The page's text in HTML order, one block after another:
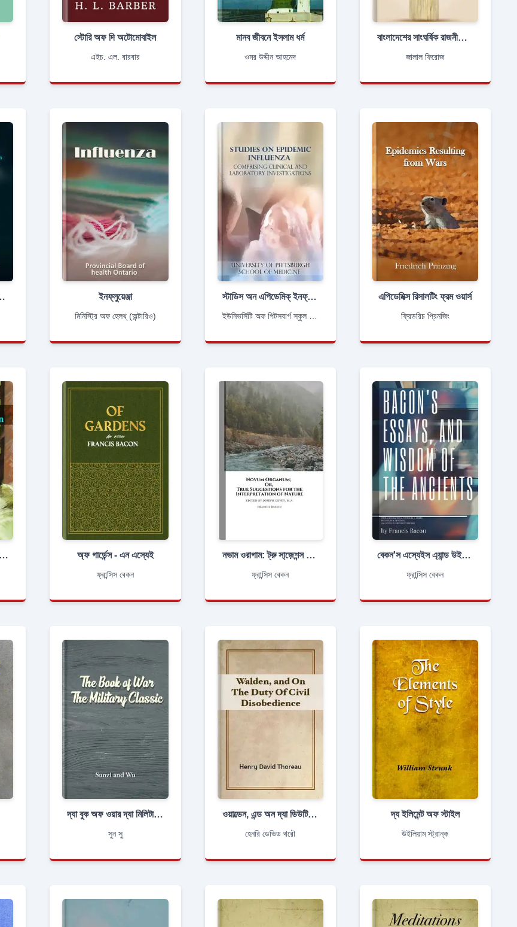
স্টোরি অফ দি অটোমোবাইল
এইচ. এল. বারবার
মানব জীবনে ইসলাম ধর্ম
ওমর উদ্দীন আহমেদ
বাংলাদেশের সাংঘর্ষিক রাজনীতি এবং পার্লামেন্ট
জালাল ফিরোজ
টু ক্লাইমেট এ্যান্ড সিভিল্যাইজেশ্ন ইনফ্লুয়েঞ্জা
মিনিস্ট্রি অফ হেলথ্ (অন্টারিও)
স্টাডিস অন এপিডেমিক্ ইনফ্লুইয়েঞ্জা - কোম্প্রাইসিং ক্লিনিকাল এ্যান্ড ল্যাবারোটরি ইনভেস্টিগেশন এপিডেমিক্স রিসালটিং ফ্রম ওয়ার্স
ফ্রিডরিচ প্রিনজিং
ইন ব্রিটেইন, ভলিউম (১ অফ ২) অ্ফ গার্ডেন্স - এন এস্যেই
ফ্রান্সিস বেকন
নভাম ওরাগাম: ট্রু সা্জ়েশন্স ফর দ্যা ইন্টারপ্রিটেশন অফ নেচার
ফ্রান্সিস বেকন
বেকন'স এস্যেইস এ্যান্ড উইসডোম অফ দ্যা এ্যাইনন্সেন্টস
ফ্রান্সিস বেকন
দ্যা বুক অফ ওয়ার দ্যা মিলিটারি ক্লাসিক
সুন সু
ওয়াল্ডেন, এন্ড অন দ্যা ডিউটি অফ সিভিল ডিসওবিয়েডেন্স
হেনরি ডেভিড থরৌ
দ্য ইলিমেন্ট অফ স্টাইল
উইলিয়াম স্ট্রান্ক